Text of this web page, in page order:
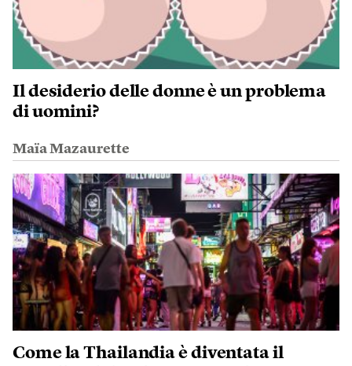
Il desiderio delle donne è un problema
di uomini?
Maïa Mazaurette
Come la Thailandia è diventata il